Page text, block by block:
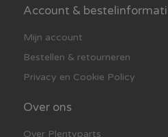
Account &
Mijn account
Bestellen & retourneren
Privacy en Cookie Policy
Over ons
Over Plentyparts